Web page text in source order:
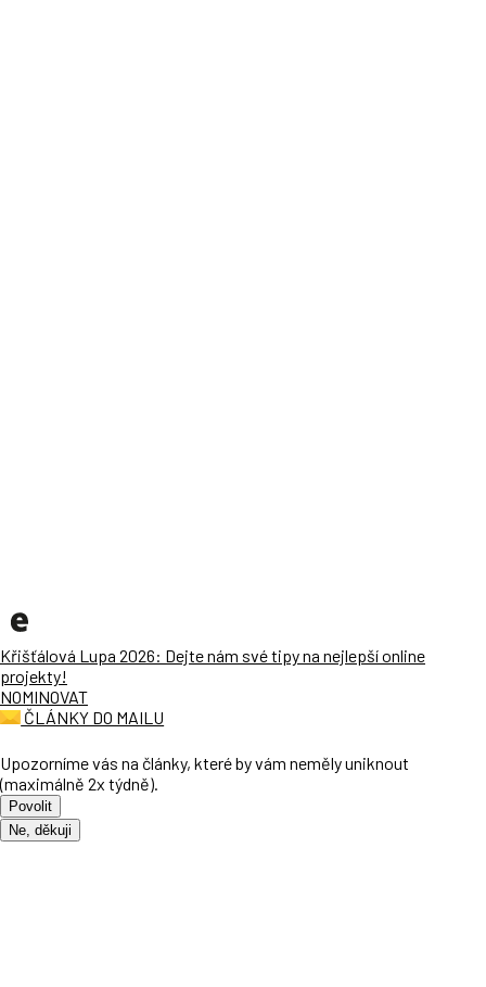
Křišťálová Lupa 2026: Dejte nám své tipy na nejlepší online
projekty!
NOMINOVAT
ČLÁNKY DO MAILU
Upozorníme vás na články, které by vám neměly uniknout
(maximálně 2x týdně).
Povolit
Ne, děkuji